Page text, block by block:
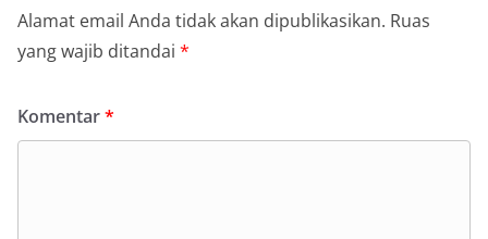
Alamat email Anda tidak akan dipublikasikan. Ruas
yang wajib ditandai *
Komentar*